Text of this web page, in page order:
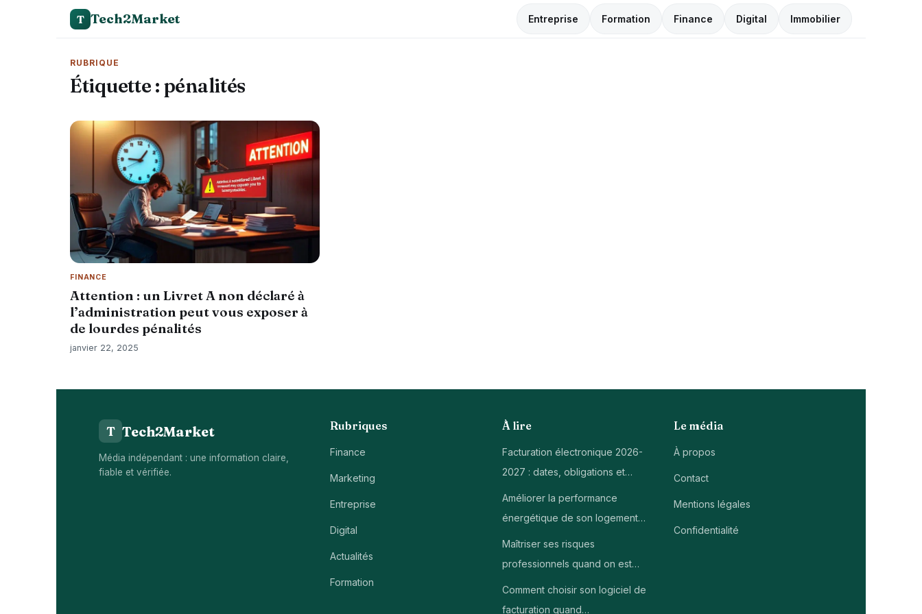
T Tech2Market Entreprise Formation Finance Digital Immobilier
RUBRIQUE
Étiquette : pénalités
FINANCE
Attention : un Livret A non déclaré à
l’administration peut vous exposer à
de lourdes pénalités
janvier 22, 2025
T Tech2Market
Média indépendant : une information claire,
fiable et vérifiée.
Rubriques
Finance
Marketing
Entreprise
Digital
Actualités
Formation
À lire
Facturation électronique 2026-
2027 : dates, obligations et…
Améliorer la performance
énergétique de son logement…
Maîtriser ses risques
professionnels quand on est…
Comment choisir son logiciel de
facturation quand…
Le média
À propos
Contact
Mentions légales
Confidentialité